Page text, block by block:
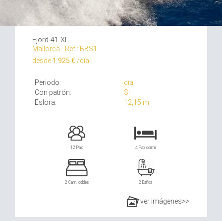
Fjord 41 XL
Mallorca - Ref.: BBS1
desde 1 925 € /día
Periodo:
día
Con patrón:
SI
Eslora:
12,15 m
12 Pax 4 Pax dormir
2 Cam. dobles 2 Baños
ver imágenes>>